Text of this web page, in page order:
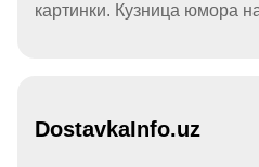
картинки. Кузница юмора
DostavkaInfo.uz